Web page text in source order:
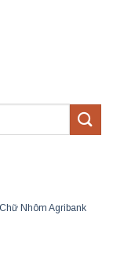
Nhôm Agribank